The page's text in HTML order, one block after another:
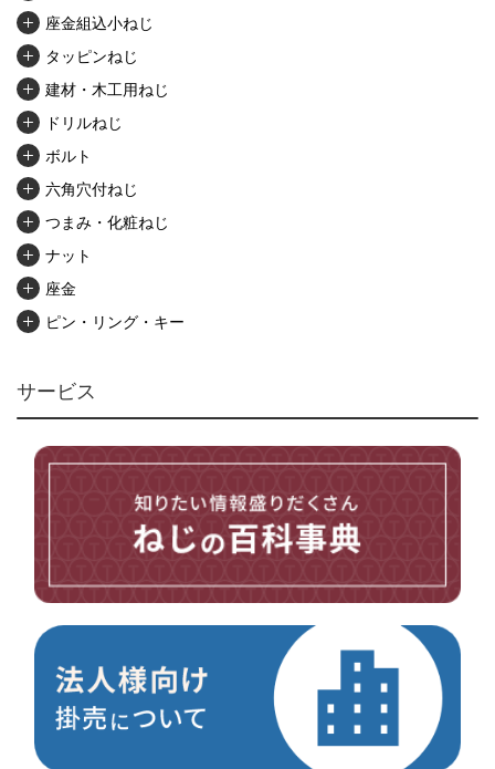
座金組込小ねじ
タッピンねじ
建材・木工用ねじ
ドリルねじ
ボルト
六角穴付ねじ
つまみ・化粧ねじ
ナット
座金
ピン・リング・キー
アンカー・プラグ
ユニファイねじ
その他ねじ
電材・設備
切削工具
サービス